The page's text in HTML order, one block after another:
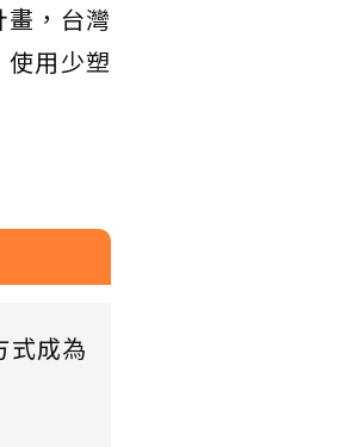
，台灣
用少塑
式成為